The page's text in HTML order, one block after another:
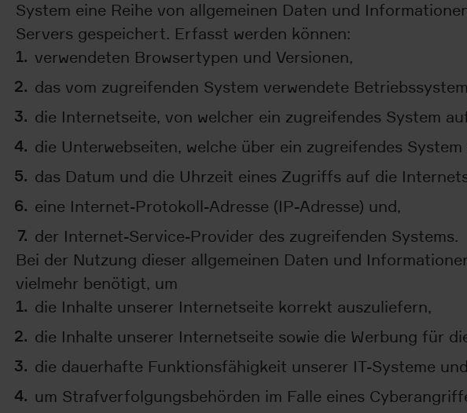
System eine Reihe von allgemeinen Daten und
Servers gespeichert. Erfasst werden können:
verwendeten Browsertypen und Versionen,
das vom zugreifenden System verwendete
die Internetseite, von welcher ein zugreifendes System
die Unterwebseiten, welche über ein zugreifendes
das Datum und die Uhrzeit eines Zugriffs auf die
eine Internet-Protokoll-Adresse (IP-Adresse) und,
der Internet-Service-Provider des zugreifenden Systems.
Bei der Nutzung dieser allgemeinen Daten und
vielmehr benötigt, um
die Inhalte unserer Internetseite korrekt auszuliefern,
die Inhalte unserer Internetseite sowie die Werbung für
die dauerhafte Funktionsfähigkeit unserer IT-Systeme
um Strafverfolgungsbehörden im Falle eines